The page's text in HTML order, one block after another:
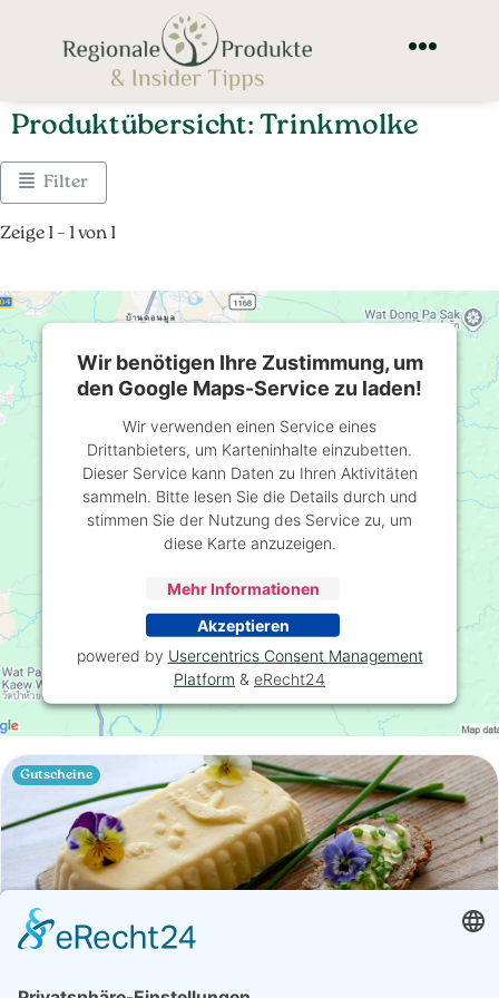
Produktübersicht: Trinkmolke
Filter
Zeige 1 – 1 von 1
Gutscheine
Wir benötigen Ihre Zustimmung, um
den Google Maps-Service zu laden!
Wir verwenden einen Service eines
Drittanbieters, um Karteninhalte einzubetten.
Dieser Service kann Daten zu Ihren Aktivitäten
sammeln. Bitte lesen Sie die Details durch und
stimmen Sie der Nutzung des Service zu, um
diese Karte anzuzeigen.
Mehr Informationen
Akzeptieren
powered by Usercentrics Consent Management
Platform & eRecht24